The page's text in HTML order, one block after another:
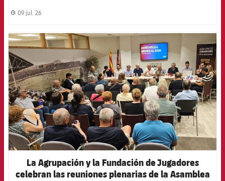
label.share.clock
09 jul. 26
FCB Barcelona badge
La Agrupación y la Fundación de Jugadores
celebran las reuniones plenarias de la Asamblea